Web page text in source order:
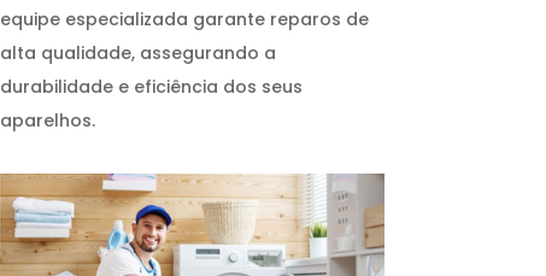
equipe especializada garante reparos de
alta qualidade, assegurando a
durabilidade e eficiência dos seus
aparelhos.